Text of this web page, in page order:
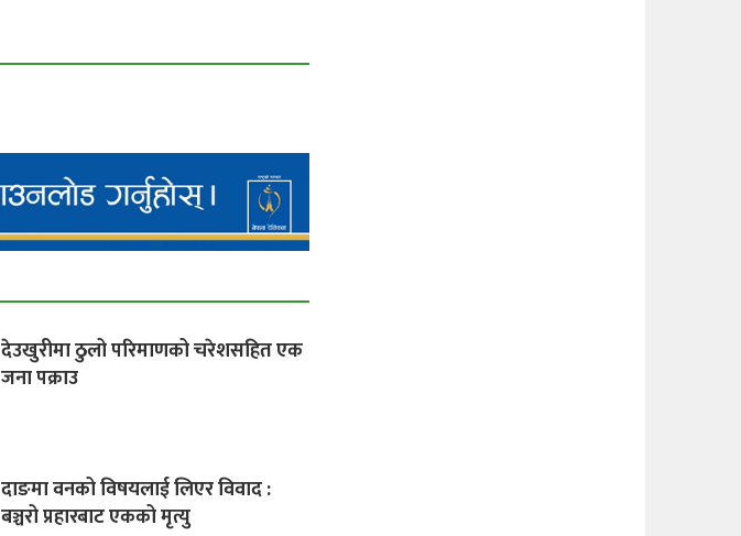
देउखुरीमा ठुलो परिमाणको चरेशसहित एक
जना पक्राउ
दाङमा वनको विषयलाई लिएर विवाद :
बञ्चरो प्रहारबाट एकको मृत्यु